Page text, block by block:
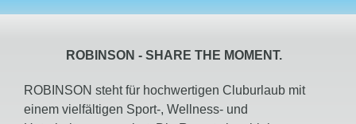
ROBINSON - SHARE THE MOMENT.
ROBINSON steht für hochwertigen Cluburlaub mit
einem vielfältigen Sport-, Wellness- und